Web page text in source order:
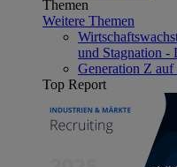
Themen
Weitere Themen
und Stagnation -
Generation Z
Top Report